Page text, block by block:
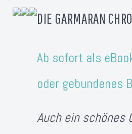
DIE GARMARAN
Ab sofort als
oder gebundenes
Auch ein schönes